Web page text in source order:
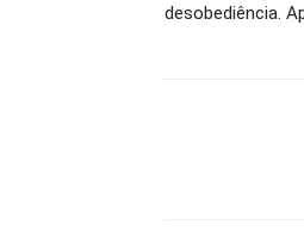
desobediência.